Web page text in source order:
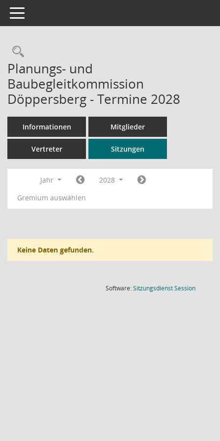
Toggle navigation
Rechercheauswahl
Planungs- und
Baubegleitkommission
Döppersberg - Termine 2028
Informationen Mitglieder
Vertreter Sitzungen
Jahr
2028
Gremium auswählen
Keine Daten gefunden.
Software:SitzungsdienstSession(Wird in